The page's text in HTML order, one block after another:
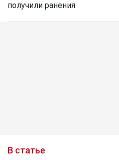
получили ранения.
В статье